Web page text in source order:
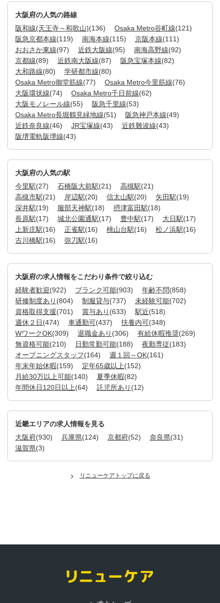
大阪府の人気の路線
阪和線(天王寺～和歌山)(136) Osaka Metro谷町線(121)
阪急京都本線(119) 南海本線(115) 京阪本線(111)
おおさか東線(97) 近鉄大阪線(95) 南海高野線(92)
京都線(89) 近鉄南大阪線(87) 阪急宝塚本線(82)
大和路線(80) 学研都市線(80)
Osaka Metro御堂筋線(77) Osaka Metro今里筋線(76)
大阪環状線(74) Osaka Metro千日前線(62)
大阪モノレール線(55) 阪急千里線(53)
Osaka Metro長堀鶴見緑地線(51) 阪急神戸本線(49)
近鉄奈良線(46) JR宝塚線(43) 近鉄難波線(43)
阪堺電軌阪堺線(43)
大阪府の人気の駅
今里駅(27) 石橋阪大前駅(21) 高槻駅(21)
高槻市駅(21) 岸辺駅(20) 信太山駅(20) 矢田駅(19)
深井駅(19) 服部天神駅(18) 摂津富田駅(18)
長原駅(17) 城北公園通駅(17) 豊中駅(17) 大日駅(17)
上新庄駅(16) 正雀駅(16) 桃山台駅(16) 松ノ浜駅(16)
古川橋駅(16) 弥刀駅(16)
大阪府の求人情報をこだわり条件で絞り込む
経験者歓迎(922) ブランク可能(903) 年齢不問(858)
研修制度あり (804) 制服貸与(737) 未経験可能(702)
資格取得支援(701) 賞与あり (633) 駅近(518)
週休２日(474) 車通勤可(437) 扶養内可(348)
WワークOK(309) 退職金あり (306) 有給休暇推奨(269)
無資格可能(210) 日勤常勤可能(188) 夜勤専従(183)
オープニングスタッフ(164) 週１回～OK(161)
年末年始休暇(159) 定年65歳以上(152)
月給30万以上可能(140) 夏季休暇(82)
年間休日120日以上(64) 託児所あり (12)
近畿エリアの求人情報を見る
大阪府(930) 兵庫県(124) 京都府(52) 奈良県(31)
滋賀県(3)
リニューケアトップに戻る